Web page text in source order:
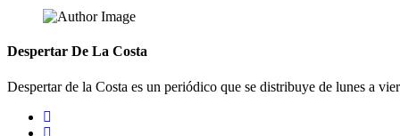
Despertar De La Costa
Despertar de la Costa es un periódico que se distribuye de lunes a